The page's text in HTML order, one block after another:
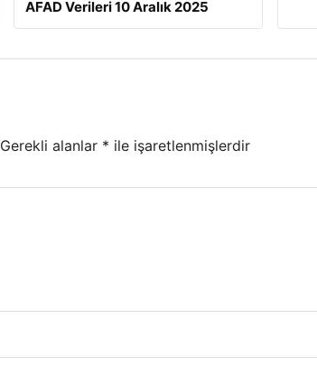
AFAD Verileri 10 Aralık 2025
Gerekli alanlar * ile işaretlenmişlerdir